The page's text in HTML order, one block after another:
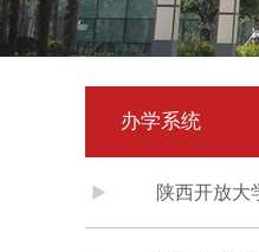
办学系统
陕西开放大